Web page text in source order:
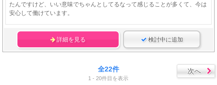
たんですけど、いい意味でちゃんとしてるなって感じることが多くて、今は
安心して働けています。
詳細を見る 検討中に追加
次へ
全22件
1 - 20件目を表示